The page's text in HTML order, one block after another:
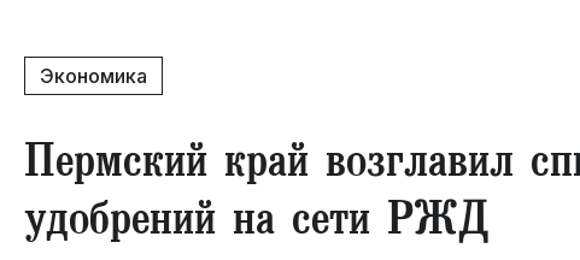
Экономика
Пермский край возглавил
удобрений на сети РЖД